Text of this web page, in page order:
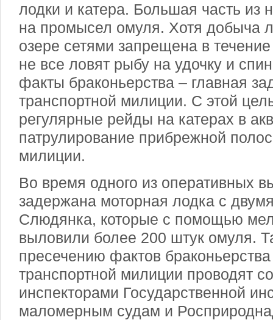
лодки и катера. Большая часть из
на промысел омуля. Хотя добыча
озере сетями запрещена в течение
не все ловят рыбу на удочку и
факты браконьерства – главная
транспортной милиции. С этой
регулярные рейды на катерах в
патрулирование прибрежной
милиции.
Во время одного из оперативных
задержана моторная лодка с
Слюдянка, которые с помощью
выловили более 200 штук омуля.
пресечению фактов браконьерства
транспортной милиции проводят
инспекторами Государственной
маломерным судам и